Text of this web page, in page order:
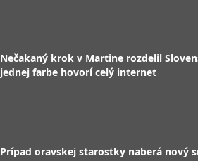
Nečakaný krok v Martine rozdelil
jednej farbe hovorí celý internet
Prípad oravskej starostky naberá nový